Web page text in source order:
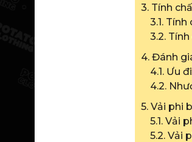
3. Tính
3.1.
3.2.
4. Đánh
4.1. Ưu
4.2.
5. Vải phi
5.1. Vải
5.2. Vải